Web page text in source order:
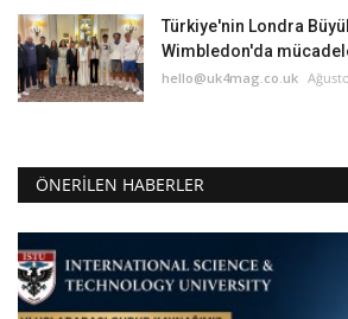
Türkiye'nin Londra
Wimbledon'da
hello@uk4mag.co.uk
ÖNERILEN HABERLER